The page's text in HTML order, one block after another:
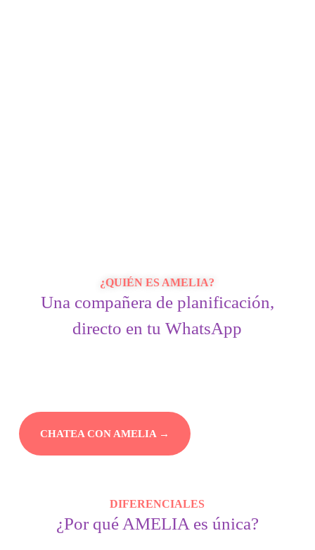
¿QUIÉN ES AMELIA?
Una compañera de planificación,
directo en tu WhatsApp
CHATEA CON AMELIA →
DIFERENCIALES
¿Por qué AMELIA es única?